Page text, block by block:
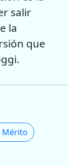
salir
la
que
Mérito